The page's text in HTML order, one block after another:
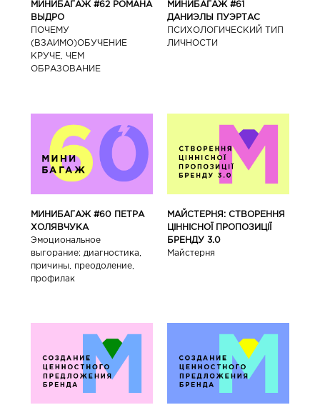
МИНИБАГАЖ #62 РОМАНА
ВЫДРО
ПОЧЕМУ
(ВЗАИМО)ОБУЧЕНИЕ
КРУЧЕ, ЧЕМ
ОБРАЗОВАНИЕ
МИНИБАГАЖ #61
ДАНИЭЛЫ ПУЭРТАС
ПСИХОЛОГИЧЕСКИЙ ТИП
ЛИЧНОСТИ
МИНИБАГАЖ #60 ПЕТРА
ХОЛЯВЧУКА
Эмоциональное
выгорание: диагностика,
причины, преодоление,
профилак
МАЙСТЕРНЯ: СТВОРЕННЯ
ЦІННІСНОЇ ПРОПОЗИЦІЇ
БРЕНДУ 3.0
Майстерня